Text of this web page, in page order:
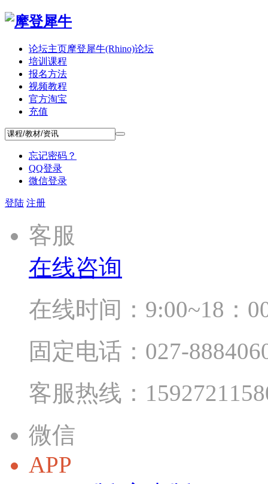
论坛主页摩登犀牛(Rhino)论坛
培训课程
报名方法
视频教程
官方淘宝
充值
忘记密码？
QQ登录
微信登录
登陆 注册
客服
在线咨询
在线时间：9:00~18：
固定电话：027-
客服热线：
微信
APP